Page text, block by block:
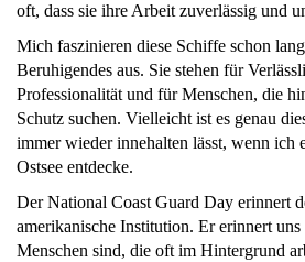
oft, dass sie ihre Arbeit zuverlässig und
Mich faszinieren diese Schiffe schon
Beruhigendes aus. Sie stehen für
Professionalität und für Menschen, die
Schutz suchen. Vielleicht ist es genau
immer wieder innehalten lässt, wenn ich
Ostsee entdecke.
Der National Coast Guard Day erinnert
amerikanische Institution. Er erinnert
Menschen sind, die oft im Hintergrund